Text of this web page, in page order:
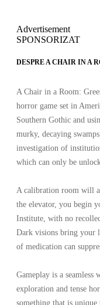
Advertisement
SPONSORIZAT
DESPRE A CHAIR IN A
A Chair in a Room:
horror game set in
Southern Gothic and
murky, decaying
investigation of
which can only be
A calibration room will
the elevator, you begin
Institute, with no
Dark visions bring your
of medication can
Gameplay is a seamless
exploration and tense
something that is unique